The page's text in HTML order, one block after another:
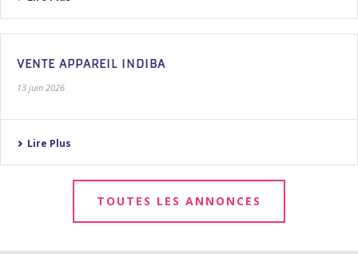
VENTE APPAREIL INDIBA
13 juin 2026
Lire Plus
TOUTES LES ANNONCES